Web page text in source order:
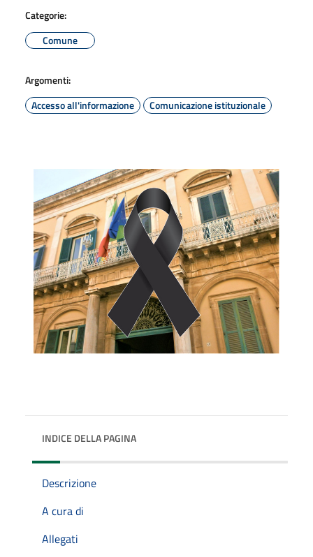
Categorie:
Comune
Argomenti:
Accesso all'informazione
Comunicazione istituzionale
INDICE DELLA PAGINA
Descrizione
A cura di
Allegati